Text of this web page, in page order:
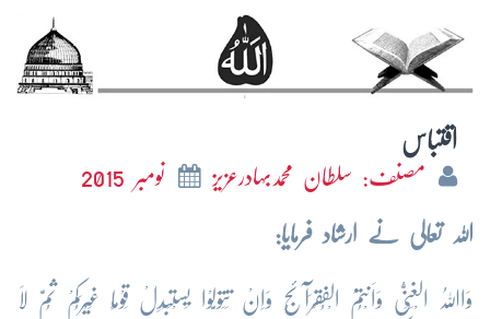
اقتباس
مصنف: سلطان محمدبہادرعزیز نومبر 2015
اللہ تعالی نے ارشاد فرمایا:
وَاﷲُ الْغَنِیُّ وَاَنْتُمُ الْفُقَرَآئُج وَاِنْ تَتَوَلَّوْا یَسْتَبْدِلْ قَوْمًا غَیْرَکُمْ ثُمَّ لَا